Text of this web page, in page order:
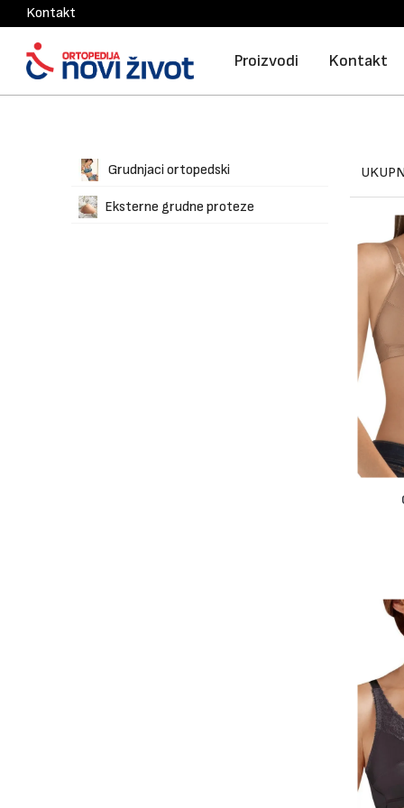
Kontakt
Proizvodi Kontakt
Grudnjaci ortopedski
Eksterne grudne proteze